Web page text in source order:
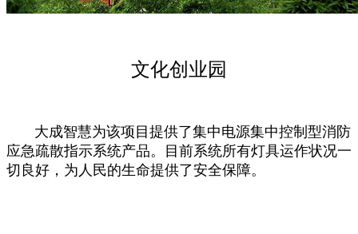
文化创业园
大成智慧为该项目提供了集中电源集中控制型消防
应急疏散指示系统产品。目前系统所有灯具运作状况一
切良好，为人民的生命提供了安全保障。